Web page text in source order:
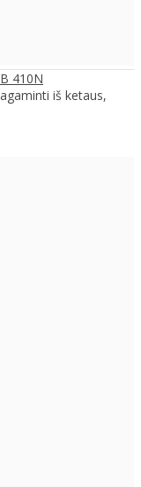
410N
iš ketaus,